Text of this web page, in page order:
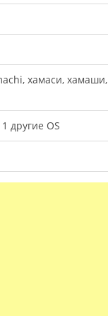
хамаси, хамаши,
другие OS